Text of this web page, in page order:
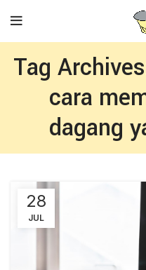
Tag
cara
dagang
28
JUL